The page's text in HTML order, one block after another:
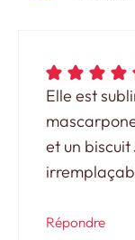
Elle est
et un
Répondre